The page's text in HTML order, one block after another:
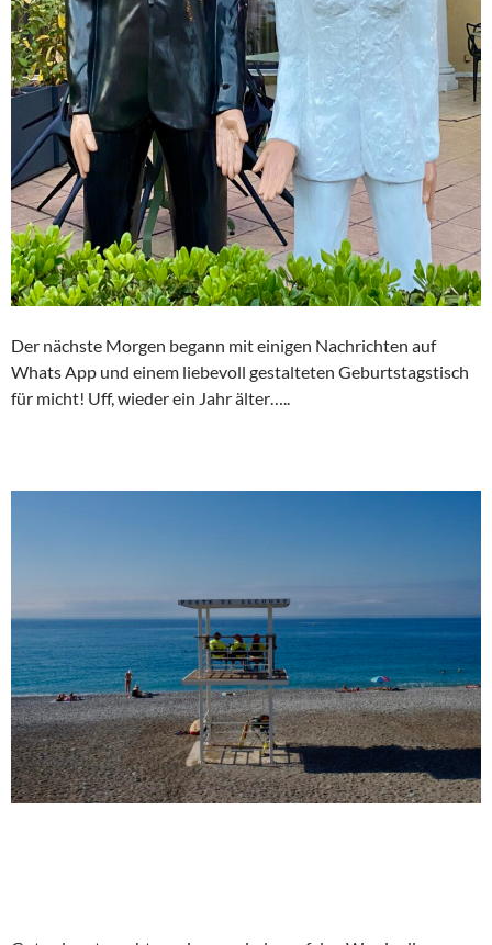
Der nächste Morgen begann mit einigen Nachrichten auf
Whats App und einem liebevoll gestalteten Geburtstagstisch
für micht! Uff, wieder ein Jahr älter…..